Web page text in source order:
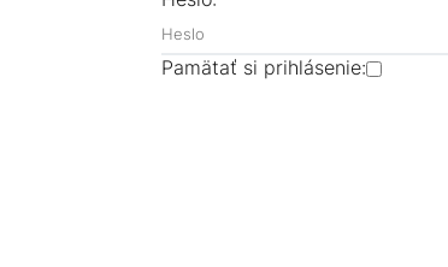
Pamätať si prihlásenie: